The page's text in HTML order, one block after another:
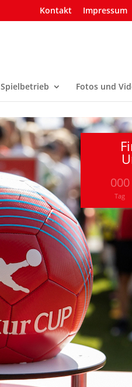
Kontakt Impressum
Spielbetrieb Fotos und
000
Tag